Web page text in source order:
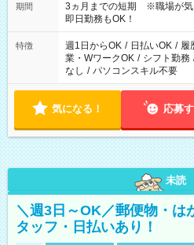
期間
3ヵ月までの短期 ※職場が
即日勤務もOK！
特徴 週1日からOK / 日払いOK / 履
業・WワークOK / シフト勤務
なし / パソコンスキル不要
気になる！ 応募
未読
＼週3日～OK／郵便物・は
タッフ・日払いあり！